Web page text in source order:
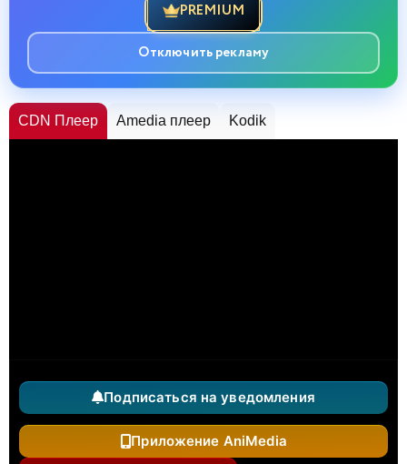
PREMIUM
Отключить рекламу
CDN Плеер Amedia плеер Kodik
Подписаться на уведомления
Приложение AniMedia